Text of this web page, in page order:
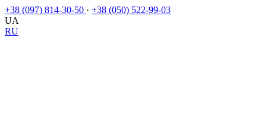
+38 (097) 814-30-50 · +38 (050) 522-99-03
UA
RU